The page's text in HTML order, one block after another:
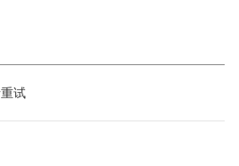
试